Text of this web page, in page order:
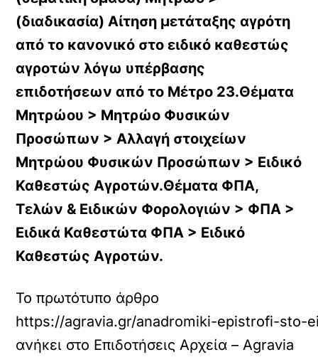
(διαδικασία) Αίτηση μετάταξης αγρότη
από το κανονικό στο ειδικό καθεστώς
αγροτών λόγω υπέρβασης
επιδοτήσεων από το Μέτρο 23.Θέματα
Μητρώου > Μητρώο Φυσικών
Προσώπων > Αλλαγή στοιχείων
Μητρώου Φυσικών Προσώπων > Ειδικό
Καθεστώς Αγροτών.Θέματα ΦΠΑ,
Τελών & Ειδικών Φορολογιών > ΦΠΑ >
Ειδικά Καθεστώτα ΦΠΑ > Ειδικό
Καθεστώς Αγροτών.
Το πρωτότυπο άρθρο
https://agravia.gr/anadromiki-epistrofi-sto-
ανήκει στο Επιδοτήσεις Αρχεία – Agravia